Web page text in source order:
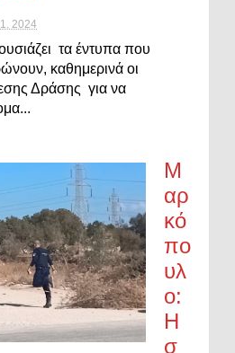
2024
τα έντυπα που
καθημερινά οι
Δράσης για να
Μ
αρ
κό
πο
υλ
ο:
Η
σ